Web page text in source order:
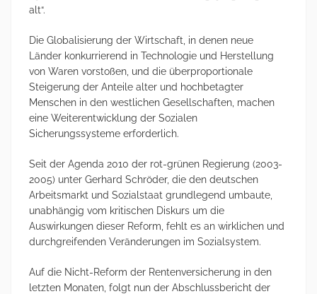
alt“.
Die Globalisierung der Wirtschaft, in denen neue
Länder konkurrierend in Technologie und Herstellung
von Waren vorstoßen, und die überproportionale
Steigerung der Anteile alter und hochbetagter
Menschen in den westlichen Gesellschaften, machen
eine Weiterentwicklung der Sozialen
Sicherungssysteme erforderlich.
Seit der Agenda 2010 der rot-grünen Regierung (2003-
2005) unter Gerhard Schröder, die den deutschen
Arbeitsmarkt und Sozialstaat grundlegend umbaute,
unabhängig vom kritischen Diskurs um die
Auswirkungen dieser Reform, fehlt es an wirklichen und
durchgreifenden Veränderungen im Sozialsystem.
Auf die Nicht-Reform der Rentenversicherung in den
letzten Monaten, folgt nun der Abschlussbericht der